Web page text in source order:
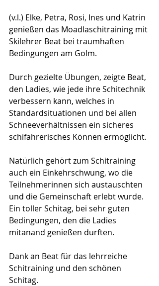
(v.l.) Elke, Petra, Rosi, Ines und Katrin
genießen das Moadlaschitraining mit
Skilehrer Beat bei traumhaften
Bedingungen am Golm.
Durch gezielte Übungen, zeigte Beat,
den Ladies, wie jede ihre Schitechnik
verbessern kann, welches in
Standardsituationen und bei allen
Schneeverhältnissen ein sicheres
schifahrerisches Können ermöglicht.
Natürlich gehört zum Schitraining
auch ein Einkehrschwung, wo die
Teilnehmerinnen sich austauschten
und die Gemeinschaft erlebt wurde.
Ein toller Schitag, bei sehr guten
Bedingungen, den die Ladies
mitanand genießen durften.
Dank an Beat für das lehrreiche
Schitraining und den schönen
Schitag.